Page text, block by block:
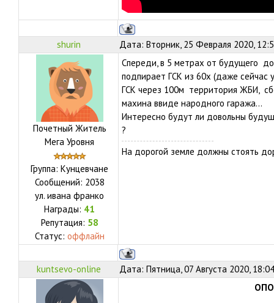
shurin Дата: Вторник, 25 Февраля 2020,
Почетный Житель
Мега Уровня
Группа: Кунцевчане
Сообщений: 2038
ул. ивана франко
Награды: 41
Репутация: 58
Статус: оффлайн
Спереди, в 5 метрах от будущего
подпирает ГСК из 60х (даже сейчас
ГСК через 100м территория ЖБИ,
махина ввиде народного гаража...
Интересно будут ли довольны
?
На дорогой земле должны стоять
kuntsevo-online Дата: Пятница, 07 Августа 2020,